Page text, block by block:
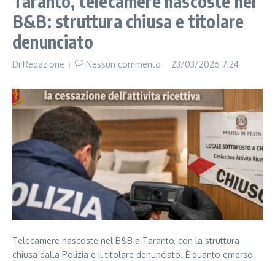
B&B: struttura chiusa e titolare
denunciato
Di Redazione Nessun commento 23/03/2026 7:24
Telecamere nascoste nel B&B a Taranto, con la struttura
chiusa dalla Polizia e il titolare denunciato. È quanto emerso